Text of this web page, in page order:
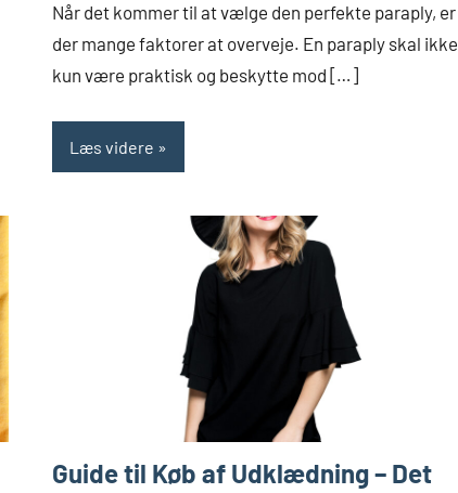
2025
Når det kommer til at vælge den perfekte paraply, er
der mange faktorer at overveje. En paraply skal ikke
kun være praktisk og beskytte mod […]
Læs videre
Guide til Køb af Udklædning – Det